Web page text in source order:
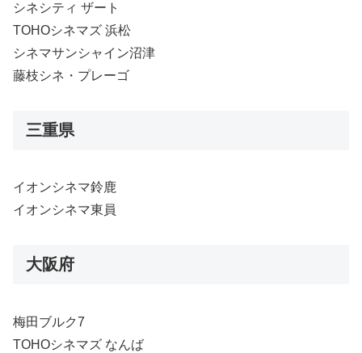
シネシティ ザート
TOHOシネマズ 浜松
シネマサンシャイン沼津
藤枝シネ・プレーゴ
三重県
イオンシネマ鈴鹿
イオンシネマ東員
大阪府
梅田ブルク7
TOHOシネマズ なんば